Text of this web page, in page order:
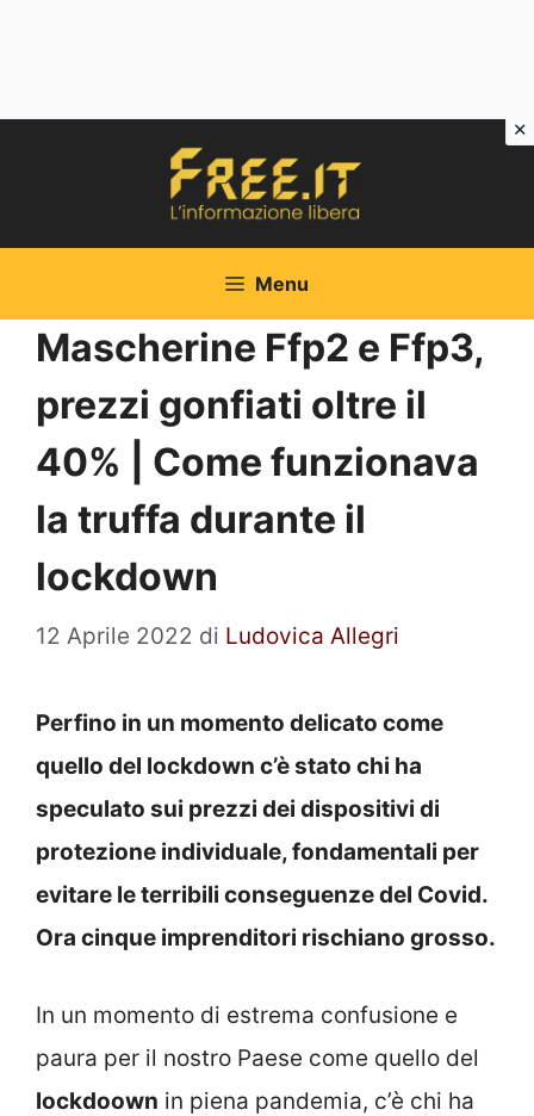
Menu
Mascherine Ffp2 e Ffp3,
prezzi gonfiati oltre il
40% | Come funzionava
la truffa durante il
lockdown
12 Aprile 2022 di Ludovica Allegri
Perfino in un momento delicato come
quello del lockdown c’è stato chi ha
speculato sui prezzi dei dispositivi di
protezione individuale, fondamentali per
evitare le terribili conseguenze del Covid.
Ora cinque imprenditori rischiano grosso.
In un momento di estrema confusione e
paura per il nostro Paese come quello del
lockdoown in piena pandemia, c’è chi ha